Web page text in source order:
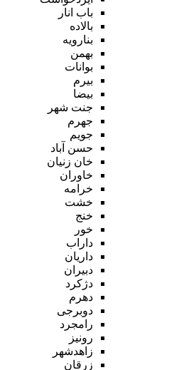
باب انار
بالاده
بنارویه
بهمن
بوانات
بیرم
بیضا
جنت شهر
جهرم
جویم
حسن آباد
خان زنیان
خاوران
خرامه
خشت
خنج
خور
داراب
داریان
دبیران
دژکرد
دهرم
دوبرجی
رامجرد
رونیز
زاهدشهر
زرقان